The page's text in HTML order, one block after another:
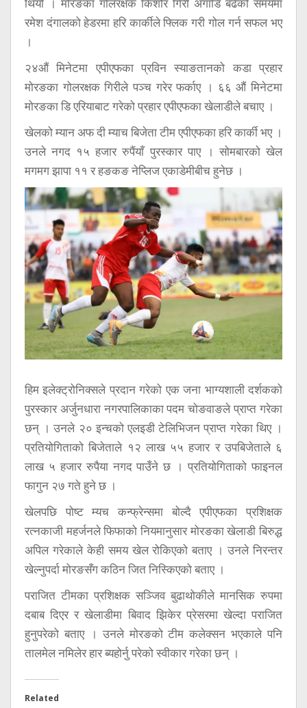
थियो । मोरङका गोलरक्षक किशोर गिरी अगाडि बढेको समयमा
रमेश दंगालको हेडरमा हरि कार्कीले फ्लिक गरी गोल गर्न सफल भए
।
२४औं मिनेटमा एपीएफका प्रविन स्याङतानको कडा प्रहार
मोरङका गोलरक्षक गिरीले पञ्च गरेर फर्काए । ६६ औं मिनेटमा
मोरङका डि एरियाबाट गरेको प्रहार एपीएफका खेलाडीले बचाए ।
खेलको म्यान अफ दी म्याच बिजेता टीम एपीएफका हरि कार्की भए ।
उनले नगद १५ हजार रुपैंयाँ पुरस्कार पाए । सोमबारको खेल
मगमग झापा ११ र हङकङ नेप्लिज एकाडेमीबीच हुनेछ ।
हिम इलेक्ट्रोनिक्सले प्रदान गरेको एक जना भाग्यशाली दर्शकको
पुरस्कार अर्जुनधारा नगरपालिकाका पदम चोङवाङले प्राप्त गरेका
छन् । उनले २० इन्चको एलइडी टेलिभिजन प्राप्त गरेका थिए ।
प्रतियोगिताको बिजेताले १२ लाख ५५ हजार र उपबिजेताले ६
लाख ५ हजार रुपैया नगद पाउँने छ । प्रतियोगिताको फाइनल
फागुन २७ गते हुने छ ।
खेलपछि पोष्ट म्यच कन्फ्रेन्समा बोल्दै एपीएफका प्रशिक्षक
रत्नकाजी महर्जनले फिफाको नियमानुसार मोरङका खेलाडी बिरुद्ध
अपिल गरेकाले केही समय खेल रोकिएको बताए । उनले निरन्तर
खेल्नुपर्दा मोरङसँग कठिन जित निस्किएको बताए ।
पराजित टीमका प्रशिक्षक सञ्जिव बुढाथोकीले मानसिक रुपमा
दबाब दिएर र खेलाडीमा बिवाद झिकेर प्रेसरमा खेल्दा पराजित
हुनुपरेको बताए । उनले मोरङको टीम कलेक्सन भएकाले पनि
तालमेल नमिलेर हार ब्यहोर्नु परेको स्वीकार गरेका छन् ।
Related